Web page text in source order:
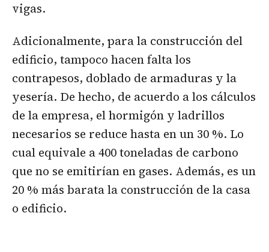
vigas.
Adicionalmente, para la construcción del
edificio, tampoco hacen falta los
contrapesos, doblado de armaduras y la
yesería. De hecho, de acuerdo a los cálculos
de la empresa, el hormigón y ladrillos
necesarios se reduce hasta en un 30 %. Lo
cual equivale a 400 toneladas de carbono
que no se emitirían en gases. Además, es un
20 % más barata la construcción de la casa
o edificio.